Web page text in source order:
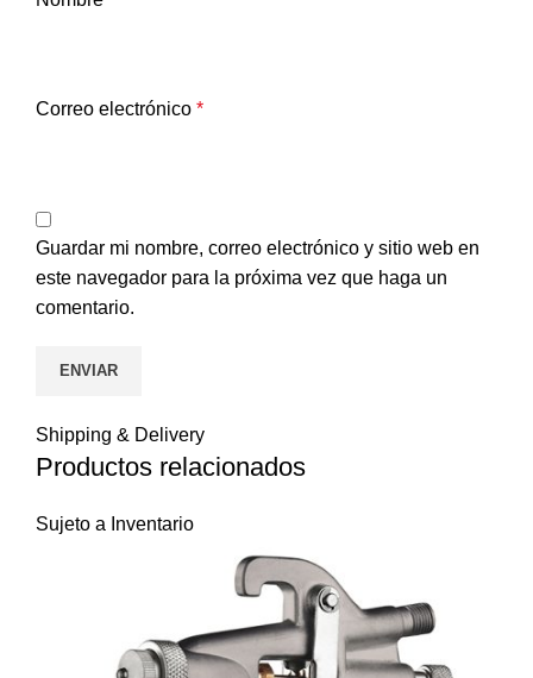
Correo electrónico *
Guardar mi nombre, correo electrónico y sitio web en
este navegador para la próxima vez que haga un
comentario.
Shipping & Delivery
Productos relacionados
Sujeto a Inventario